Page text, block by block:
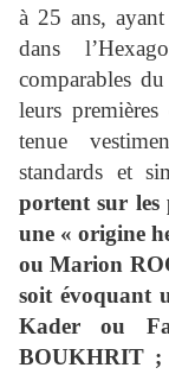
à 25 ans,
dans
comparables
leurs
tenue
standards et
portent sur les
une « origine
ou Marion
soit évoquant
Kader ou
BOUKHRIT ;